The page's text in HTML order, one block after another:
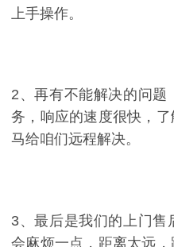
上手操作。
2、再有不能解决的问题
务，响应的速度很快，
马给咱们远程解决。
3、最后是我们的上门售
会麻烦一点，距离太远